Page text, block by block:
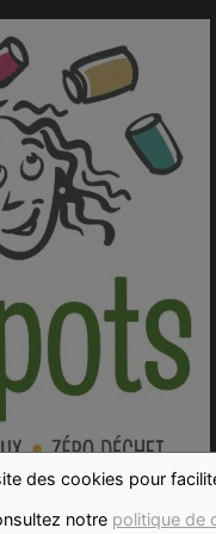
des cookies pour
notre politique de